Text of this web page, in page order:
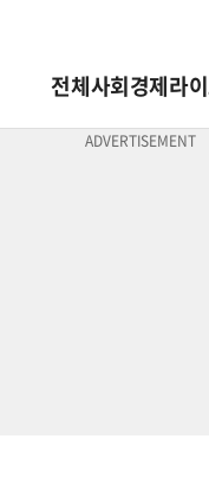
전체사회경제라